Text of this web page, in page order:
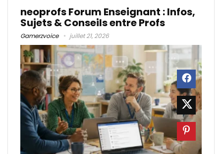
neoprofs Forum Enseignant : Infos,
Sujets & Conseils entre Profs
Gamerzvoice juillet 21, 2026